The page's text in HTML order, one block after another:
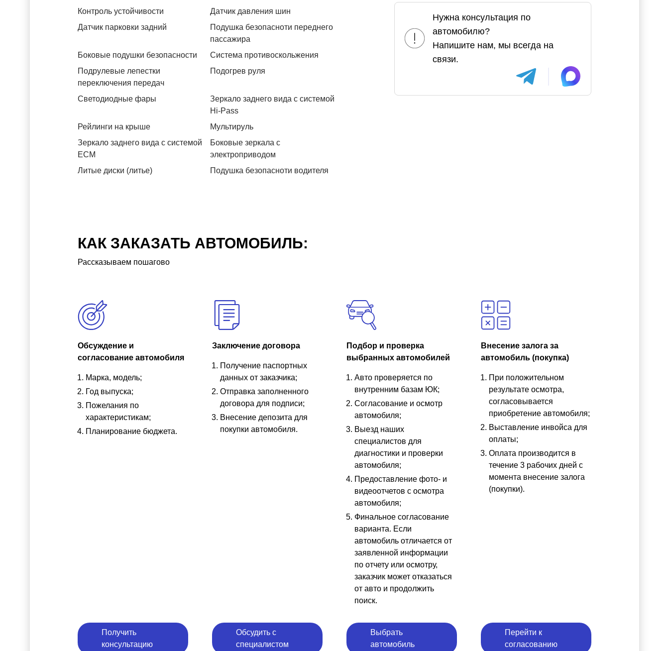
Контроль устойчивости
Датчик давления шин
Датчик парковки задний
Подушка безопасноти переднего
пассажира
Боковые подушки безопасности
Система противоскольжения
Подрулевые лепестки
переключения передач
Подогрев руля
Светодиодные фары
Зеркало заднего вида с системой
Hi-Pass
Рейлинги на крыше
Мультируль
Зеркало заднего вида с системой
ЕСМ
Боковые зеркала с
электроприводом
Литые диски (литье)
Подушка безопасноти водителя
Нужна консультация по
автомобилю?
Напишите нам, мы всегда на
связи.
КАК ЗАКАЗАТЬ АВТОМОБИЛЬ:
Рассказываем пошагово
Обсуждение и
согласование автомобиля
Марка, модель;
Год выпуска;
Пожелания по
характеристикам;
Планирование бюджета.
Получить
консультацию
Заключение договора
Получение паспортных
данных от заказчика;
Отправка заполненного
договора для подписи;
Внесение депозита для
покупки автомобиля.
Обсудить с
специалистом
Подбор и проверка
выбранных автомобилей
Авто проверяется по
внутренним базам ЮК;
Согласование и осмотр
автомобиля;
Выезд наших
специалистов для
диагностики и проверки
автомобиля;
Предоставление фото- и
видеоотчетов с осмотра
автомобиля;
Финальное согласование
варианта. Если
автомобиль отличается от
заявленной информации
по отчету или осмотру,
заказчик может отказаться
от авто и продолжить
поиск.
Выбрать
автомобиль
Внесение залога за
автомобиль (покупка)
При положительном
результате осмотра,
согласовывается
приобретение автомобиля;
Выставление инвойса для
оплаты;
Оплата производится в
течение 3 рабочих дней с
момента внесение залога
(покупки).
Перейти к
согласованию